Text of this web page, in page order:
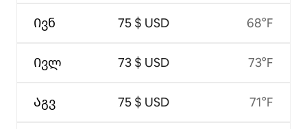
Ივნ
Ივლ
Აგვ
75 $ USD
73 $ USD
75 $ USD
68°F
73°F
71°F